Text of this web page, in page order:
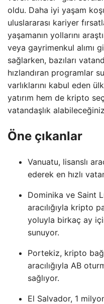
oldu. Daha iyi yaşam
uluslararası kariyer
yaşamanın yollarını
veya gayrimenkul alımı
sağlarken, bazıları
hızlandıran programlar
varlıklarını kabul eden
yatırım hem de kripto
vatandaşlık
Öne çıkanlar
Vanuatu, lisanslı
ederek en hızlı
Dominika ve Saint
aracılığıyla kripto
yoluyla birkaç ay
sunuyor.
Portekiz, kripto
aracılığıyla AB
sağlıyor.
El Salvador, 1